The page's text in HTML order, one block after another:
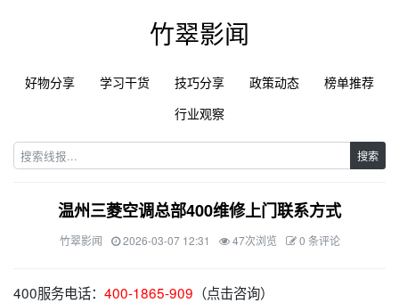
竹翠影闻
好物分享 学习干货 技巧分享 政策动态
榜单推荐
行业观察
搜索
温州三菱空调总部400维修上门联系方式
竹翠影闻 2026-03-07 12:31 47次浏览 0 条评论
400服务电话： 400-1865-909 （点击咨询）